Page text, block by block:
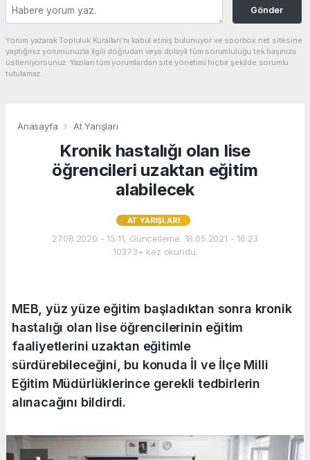
Gönder
Yorum yazarak Topluluk Kuralları’nı kabul etmiş bulunuyor ve sporbox.net sitesine
yaptığınız yorumunuzla ilgili doğrudan veya dolaylı tüm sorumluluğu tek başınıza
üstleniyorsunuz. Yazılan tüm yorumlardan site yönetimi hiçbir şekilde sorumlu
tutulamaz.
Anasayfa At Yarışları
Kronik hastalığı olan lise
öğrencileri uzaktan eğitim
alabilecek
AT YARIŞLARI
27.08.2020 - 15:11, Güncelleme: 18.05.2021 - 16:23
10373+ kez okundu.
MEB, yüz yüze eğitim başladıktan sonra kronik
hastalığı olan lise öğrencilerinin eğitim
faaliyetlerini uzaktan eğitimle
sürdürebileceğini, bu konuda İl ve İlçe Milli
Eğitim Müdürlüklerince gerekli tedbirlerin
alınacağını bildirdi.